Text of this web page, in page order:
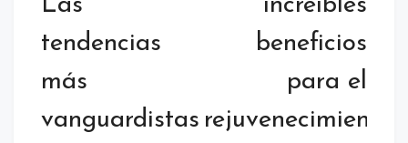
Las
tendencias
más
vanguardistas
increíbles
beneficios
para el
rejuvenecimiento